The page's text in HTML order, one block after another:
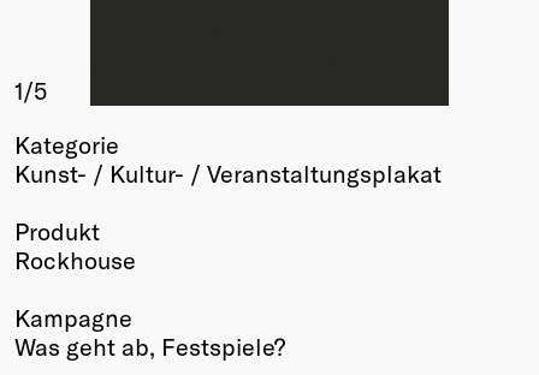
Membership
Members
Young Creatives
Winners
Past
Annual
1/5
Kategorie
Kunst- / Kultur- / Veranstaltungsplakat
Produkt
Rockhouse
Kampagne
Was geht ab, Festspiele?